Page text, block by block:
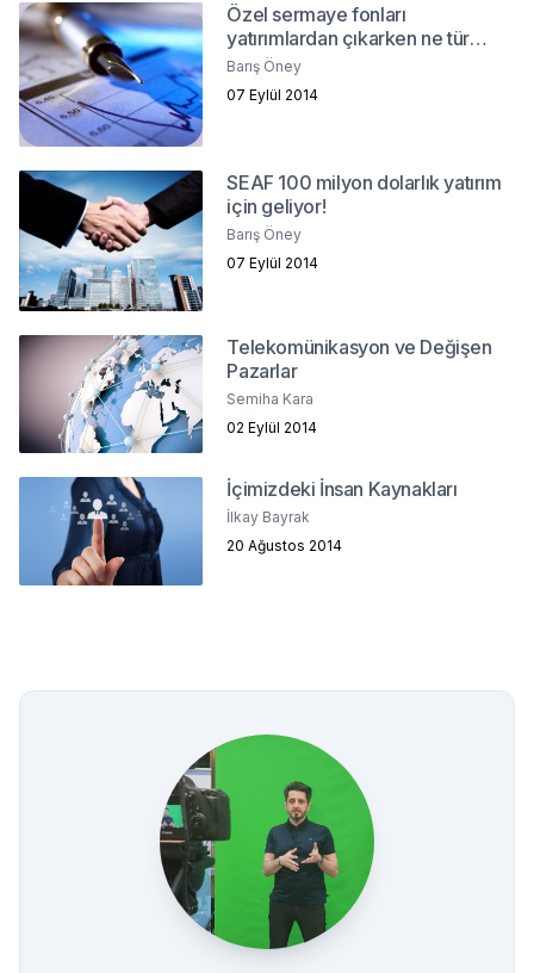
Özel sermaye fonları
yatırımlardan çıkarken ne tür
sorunlarla karşılaşıyor?
Barış Öney
07 Eylül 2014
SEAF 100 milyon dolarlık yatırım
için geliyor!
Barış Öney
07 Eylül 2014
Telekomünikasyon ve Değişen
Pazarlar
Semiha Kara
02 Eylül 2014
İçimizdeki İnsan Kaynakları
İlkay Bayrak
20 Ağustos 2014